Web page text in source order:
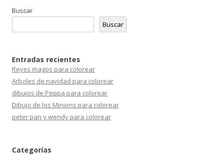
Buscar
Buscar
Entradas recientes
Reyes magos para colorear
Arboles de navidad para colorear
dibujos de Peppa para colorear
Dibujo de los Minions para colorear
peter pan y wendy para colorear
Categorías